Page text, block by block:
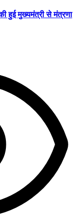
हुई मुख्यमंत्री से मंत्रणा